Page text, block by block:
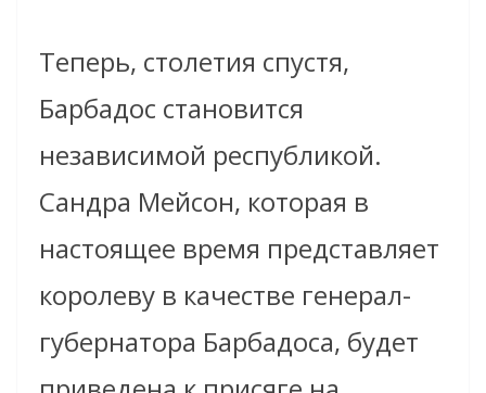
Теперь, столетия спустя,
Барбадос становится
независимой республикой.
Сандра Мейсон, которая в
настоящее время представляет
королеву в качестве генерал-
губернатора Барбадоса, будет